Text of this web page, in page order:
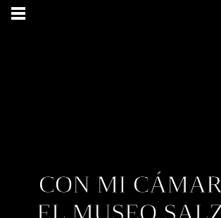
CON MI